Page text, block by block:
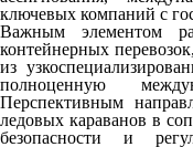
ключевых компаний с
Важным элементом
контейнерных
из
полноценную
Перспективным
ледовых караванов в
безопасности и